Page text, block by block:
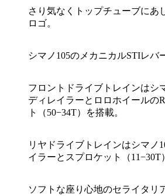
さり気なくトップチューブにあ
ロゴ。
シマノ105のメカニカルSTIレバ
フロントドライブトレインはシ
ディレイラーとロロホイールの
ト（50−34T）を搭載。
リヤドライブトレインはシマノ
イラーとスプロケット（11−30T
ソフトな座り心地のセライタリ